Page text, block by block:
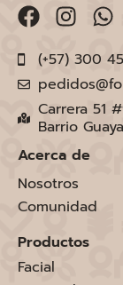
(+57) 300
Carrera 51
Barrio
Acerca de
Nosotros
Comunidad
Productos
Facial